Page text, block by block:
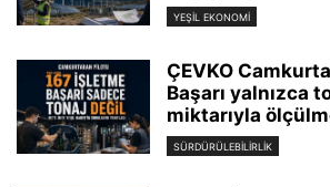
YEŞIL EKONOMI
ÇEVKO
Başarı yalnızca
miktarıyla
SÜRDÜRÜLEBILIRLIK